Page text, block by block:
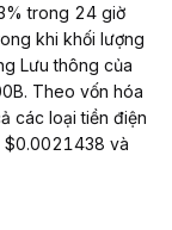
trong 24 giờ
khi khối lượng
Lưu thông của
Theo vốn hóa
các loại tiền điện
$0.0021438 và